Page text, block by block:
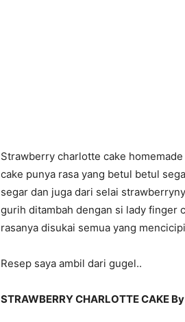
Strawberry charlotte cake
cake punya rasa yang betul betul
segar dan juga dari selai
gurih ditambah dengan si lady finger
rasanya disukai semua yang
Resep saya ambil dari gugel..
STRAWBERRY CHARLOTTE CAKE